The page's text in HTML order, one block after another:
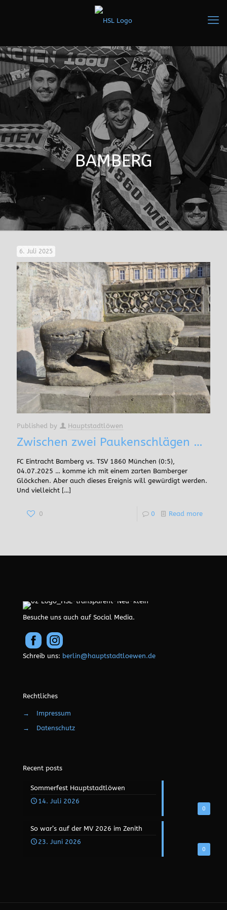
BAMBERG
6. Juli 2025
Published by Hauptstadtlöwen
Zwischen zwei Paukenschlägen …
FC Eintracht Bamberg vs. TSV 1860 München (0:5),
04.07.2025 … komme ich mit einem zarten Bamberger
Glöckchen. Aber auch dieses Ereignis will gewürdigt werden.
Und vielleicht […]
0 0 Read more
Besuche uns auch auf Social Media.
Schreib uns: berlin@hauptstadtloewen.de
Rechtliches
→
Impressum
→
Datenschutz
Recent posts
0
Sommerfest Hauptstadtlöwen
14. Juli 2026
0
So war’s auf der MV 2026 im Zenith
23. Juni 2026